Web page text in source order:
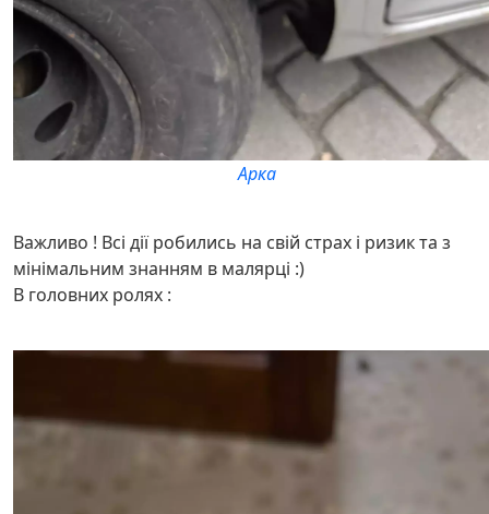
Арка
Важливо ! Всі дії робились на свій страх і ризик та з
мінімальним знанням в малярці :)
В головних ролях :